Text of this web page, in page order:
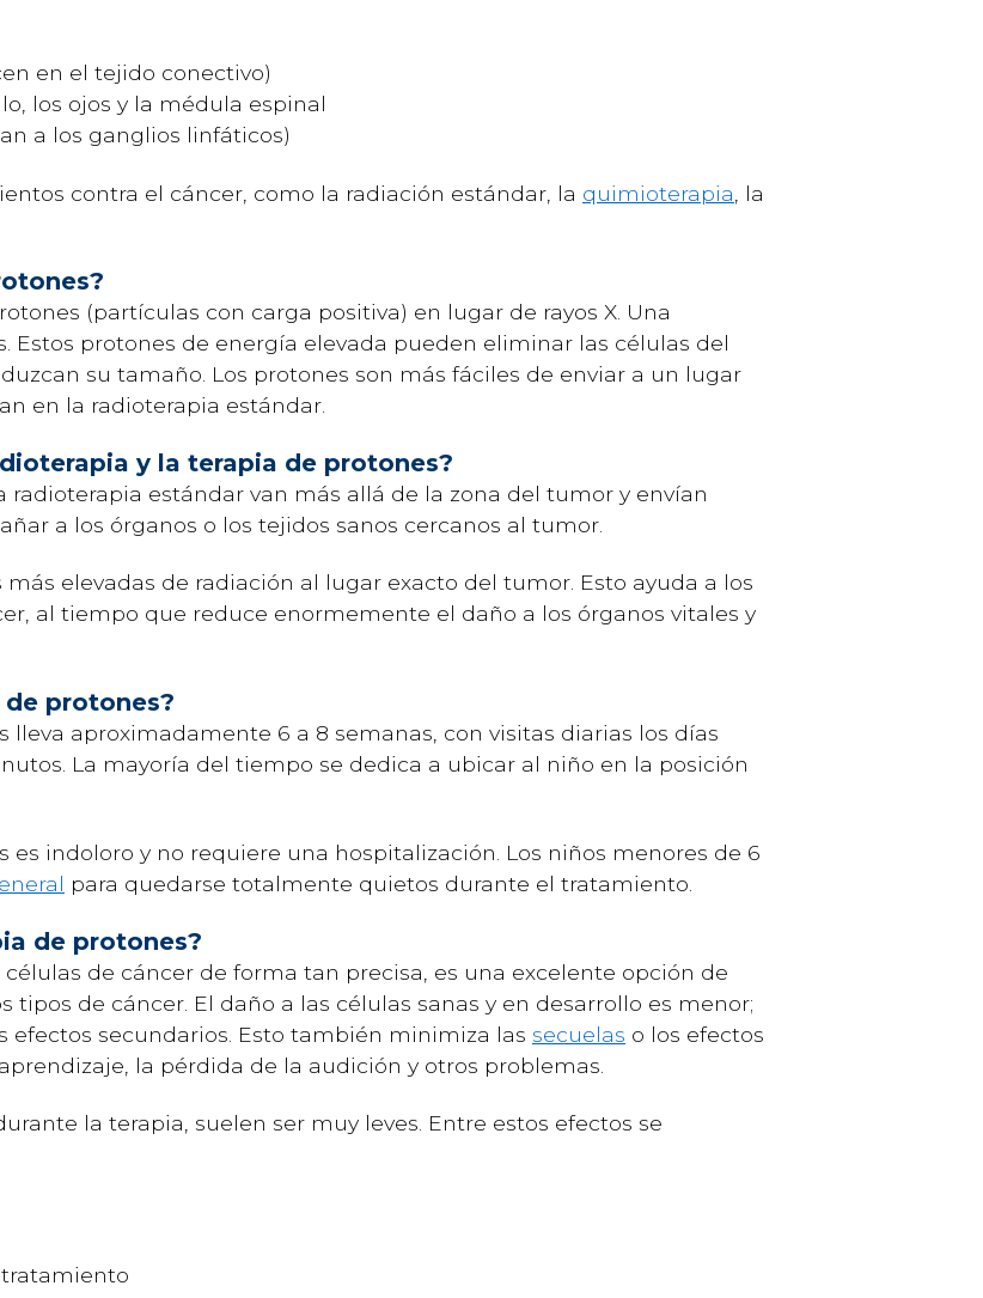
en el tejido conectivo)
los ojos y la médula espinal
a los ganglios linfáticos)
contra el cáncer, como la radiación estándar, la quimioterapia , la
(partículas con carga positiva) en lugar de rayos X. Una
Estos protones de energía elevada pueden eliminar las células del
su tamaño. Los protones son más fáciles de enviar a un lugar
en la radioterapia estándar.
y la terapia de protones?
radioterapia estándar van más allá de la zona del tumor y envían
a los órganos o los tejidos sanos cercanos al tumor.
elevadas de radiación al lugar exacto del tumor. Esto ayuda a los
al tiempo que reduce enormemente el daño a los órganos vitales y
de protones?
aproximadamente 6 a 8 semanas, con visitas diarias los días
La mayoría del tiempo se dedica a ubicar al niño en la posición
indoloro y no requiere una hospitalización. Los niños menores de 6
para quedarse totalmente quietos durante el tratamiento.
de protones?
de cáncer de forma tan precisa, es una excelente opción de
de cáncer. El daño a las células sanas y en desarrollo es menor;
secundarios. Esto también minimiza las secuelas o los efectos
la pérdida de la audición y otros problemas.
la terapia, suelen ser muy leves. Entre estos efectos se